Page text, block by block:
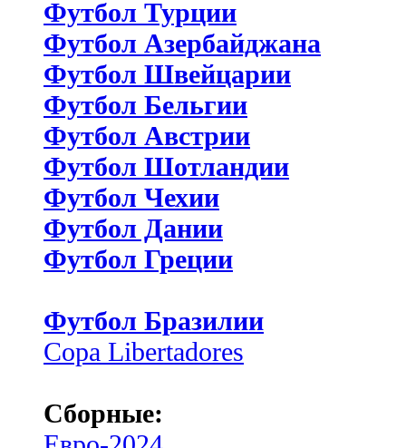
Футбол Турции
Футбол Азербайджана
Футбол Швейцарии
Футбол Бельгии
Футбол Австрии
Футбол Шотландии
Футбол Чехии
Футбол Дании
Футбол Греции
Футбол Бразилии
Copa Libertadores
Сборные: